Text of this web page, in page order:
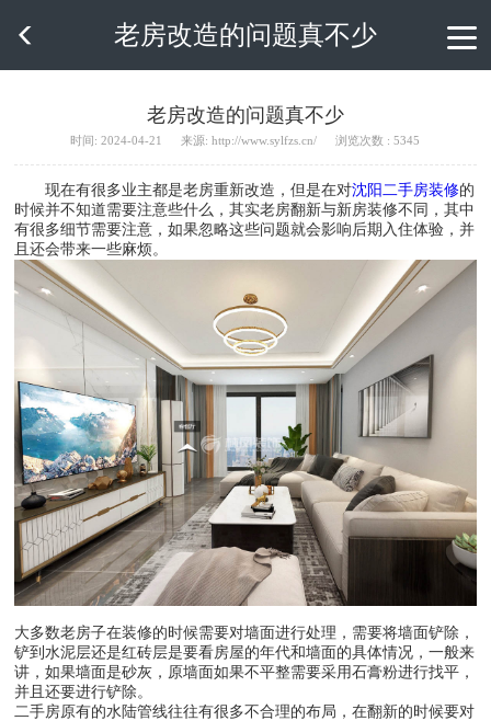
 老房改造的问题真不少
老房改造的问题真不少
时间: 2024-04-21 来源: http://www.sylfzs.cn/ 浏览次数 : 5345
现在有很多业主都是老房重新改造，但是在对沈阳二手房装修的
时候并不知道需要注意些什么，其实老房翻新与新房装修不同，其中
有很多细节需要注意，如果忽略这些问题就会影响后期入住体验，并
且还会带来一些麻烦。
大多数老房子在装修的时候需要对墙面进行处理，需要将墙面铲除，
铲到水泥层还是红砖层是要看房屋的年代和墙面的具体情况，一般来
讲，如果墙面是砂灰，原墙面如果不平整需要采用石膏粉进行找平，
并且还要进行铲除。
二手房原有的水陆管线往往有很多不合理的布局，在翻新的时候要对